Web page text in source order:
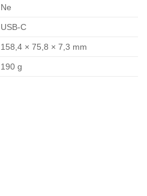
Ne
USB-C
158,4 × 75,8 × 7,3 mm
190 g